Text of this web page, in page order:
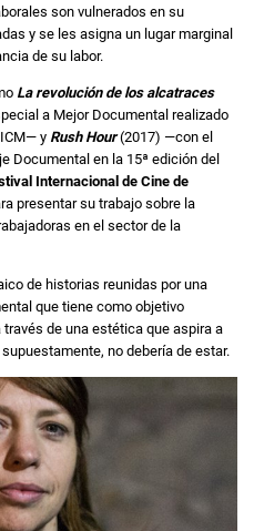
son vulnerados en su
y se les asigna un lugar marginal
de su labor.
La revolución de los alcatraces
a Mejor Documental realizado
y Rush Hour(2017) ―con el
Documental en la 15ª edición del
Internacional de Cine de
presentar su trabajo sobre la
en el sector de la
de historias reunidas por una
que tiene como objetivo
de una estética que aspira a
no debería de estar.